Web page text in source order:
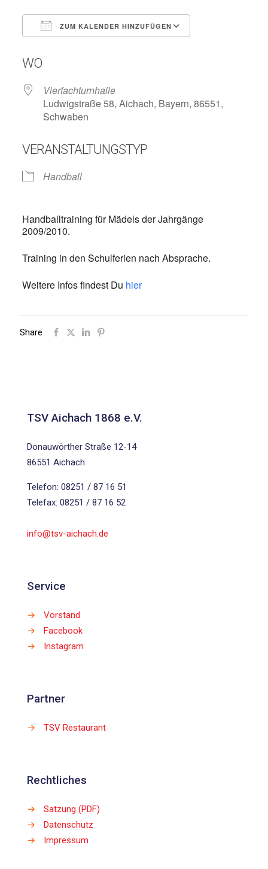
ZUM KALENDER HINZUFÜGEN
WO
Vierfachturnhalle
Ludwigstraße 58, Aichach, Bayern, 86551,
Schwaben
VERANSTALTUNGSTYP
Handball
Handballtraining für Mädels der Jahrgänge
2009/2010.
Training in den Schulferien nach Absprache.
Weitere Infos findest Du hier
Share
TSV Aichach 1868 e.V.
Donauwörther Straße 12-14
86551 Aichach
Telefon: 08251 / 87 16 51
Telefax: 08251 / 87 16 52
info@tsv-aichach.de
Service
→
Vorstand
→
Facebook
→
Instagram
Partner
→ TSV Restaurant
Rechtliches
→
Satzung (PDF)
→
Datenschutz
→
Impressum